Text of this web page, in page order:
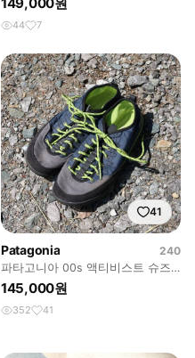
44 7
41
Patagonia
240
파타고니아 00s 액티비스트 슈즈
로우 Tide Teal
145,000원
352 41